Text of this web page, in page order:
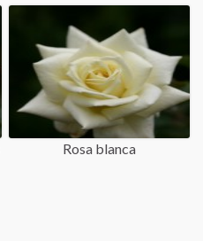
Rosa blanca